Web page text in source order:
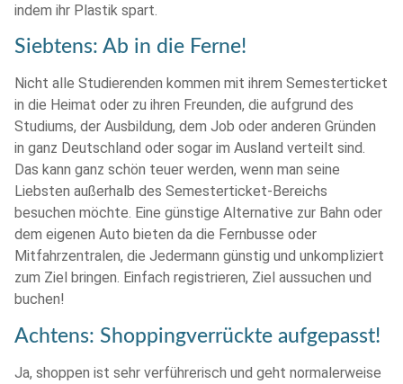
indem ihr Plastik spart.
Siebtens: Ab in die Ferne!
Nicht alle Studierenden kommen mit ihrem Semesterticket
in die Heimat oder zu ihren Freunden, die aufgrund des
Studiums, der Ausbildung, dem Job oder anderen Gründen
in ganz Deutschland oder sogar im Ausland verteilt sind.
Das kann ganz schön teuer werden, wenn man seine
Liebsten außerhalb des Semesterticket-Bereichs
besuchen möchte. Eine günstige Alternative zur Bahn oder
dem eigenen Auto bieten da die Fernbusse oder
Mitfahrzentralen, die Jedermann günstig und unkompliziert
zum Ziel bringen. Einfach registrieren, Ziel aussuchen und
buchen!
Achtens: Shoppingverrückte aufgepasst!
Ja, shoppen ist sehr verführerisch und geht normalerweise